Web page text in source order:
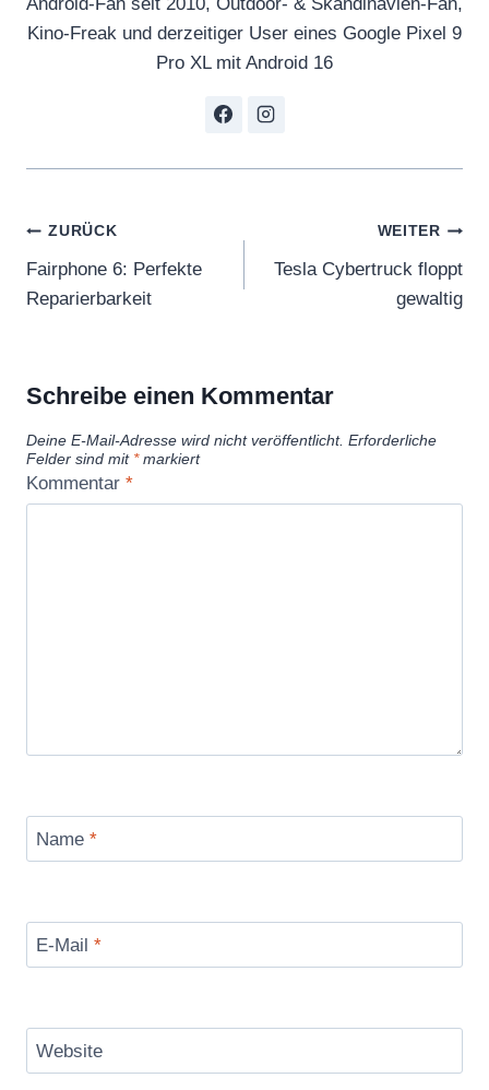
Kino-Freak und derzeitiger User eines Google Pixel 9
Pro XL mit Android 16
Beitragsnavigation
ZURÜCK
Fairphone 6: Perfekte
Reparierbarkeit
WEITER
Tesla Cybertruck floppt
gewaltig
Schreibe einen Kommentar
Deine E-Mail-Adresse wird nicht veröffentlicht. Erforderliche
Felder sind mit *markiert
Kommentar *
Name *
E-Mail *
Website